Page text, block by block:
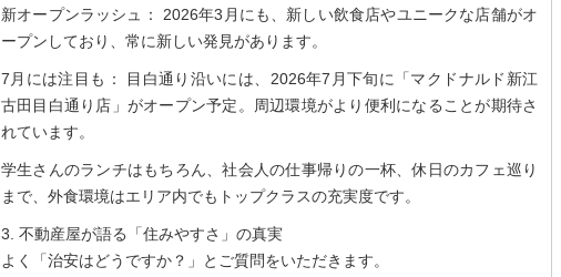
新オープンラッシュ： 2026年3月にも、新しい飲食店やユニークな店舗がオ
ープンしており、常に新しい発見があります。
7月には注目も： 目白通り沿いには、2026年7月下旬に「マクドナルド新江
古田目白通り店」がオープン予定。周辺環境がより便利になることが期待さ
れています。
学生さんのランチはもちろん、社会人の仕事帰りの一杯、休日のカフェ巡り
まで、外食環境はエリア内でもトップクラスの充実度です。
3. 不動産屋が語る「住みやすさ」の真実
よく「治安はどうですか？」とご質問をいただきます。